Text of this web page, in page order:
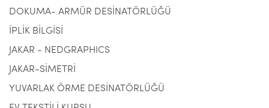
DOKUMA- ARMÜR DESİNATÖRLÜĞÜ
İPLİK BİLGİSİ
JAKAR - NEDGRAPHICS
JAKAR-SİMETRİ
YUVARLAK ÖRME DESİNATÖRLÜĞÜ